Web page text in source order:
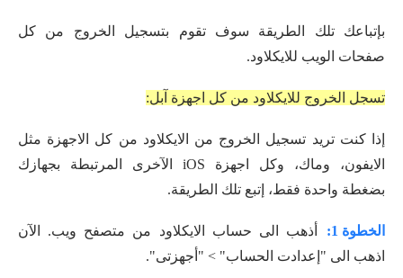
بإتباعك تلك الطريقة سوف تقوم بتسجيل الخروج من كل
صفحات الويب للايكلاود.
تسجل الخروج للايكلاود من كل اجهزة آبل:
إذا كنت تريد تسجيل الخروج من الايكلاود من كل الاجهزة مثل
الايفون، وماك، وكل اجهزة iOS الآخرى المرتبطة بجهازك
بضغطة واحدة فقط، إتبع تلك الطريقة.
الخطوة 1:
أذهب الى حساب الايكلاود من متصفح ويب. الآن
اذهب الى "إعدادت الحساب" > "أجهزتى".